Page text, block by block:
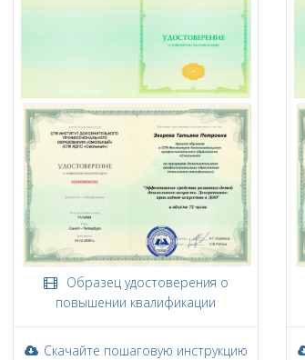
Образец удостоверения о
повышении квалификации
Скачайте пошаговую инструкцию